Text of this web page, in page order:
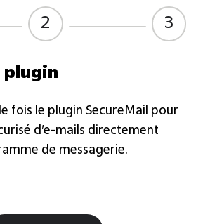
2 3
plugin
fois le plugin SecureMail pour
d’e-mails directement
de messagerie.